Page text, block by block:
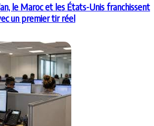
le Maroc et les États-Unis franchissent
un premier tir réel